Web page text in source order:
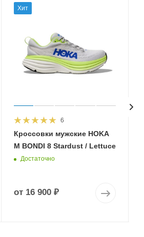
Хит
6
Кроссовки мужские HOKA
M BONDI 8 Stardust / Lettuce
Достаточно
от 16 900 ₽